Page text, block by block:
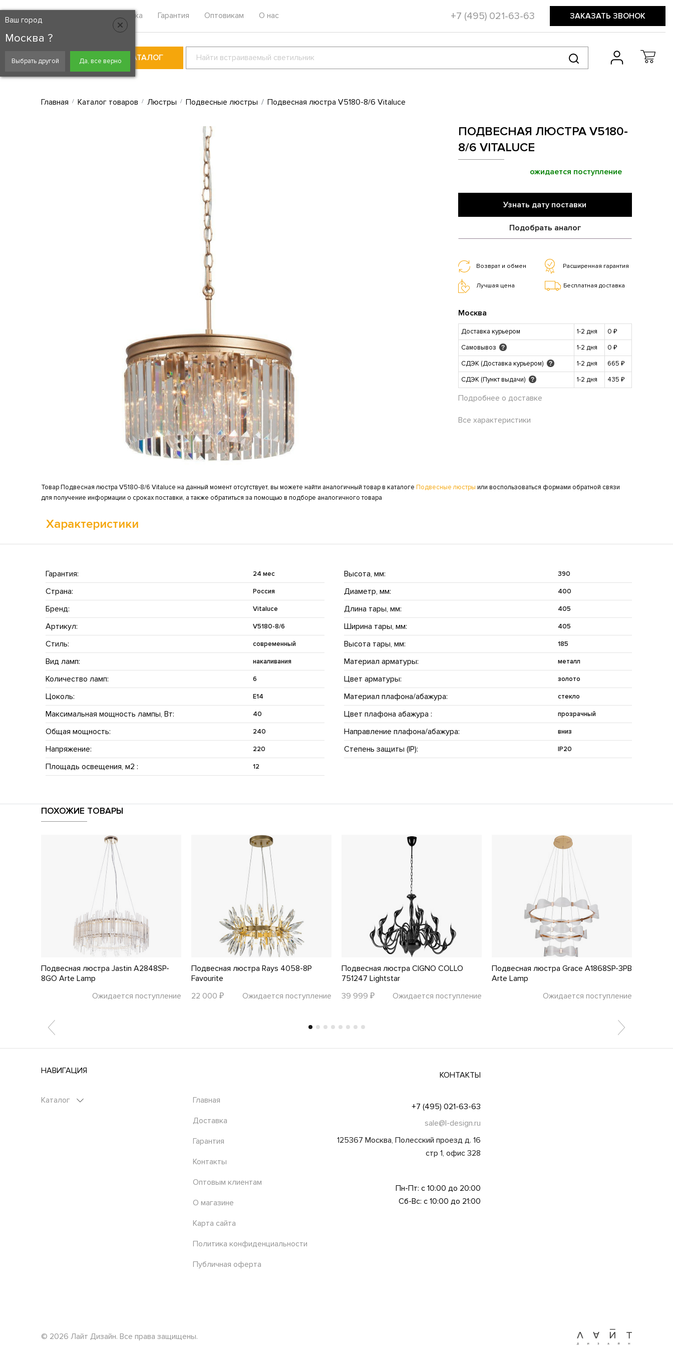
Москва
Ваш город
Москва ?
Выбрать другой Да, все верно
Доставка Гарантия Оптовикам О нас +7 (495) 021-63-63 ЗАКАЗАТЬ ЗВОНОК
КАТАЛОГ
Главная Каталог товаров Люстры Подвесные люстры Подвесная люстра V5180-8/6 Vitaluce
ПОДВЕСНАЯ ЛЮСТРА V5180-
8/6 VITALUCE
ожидается поступление
Узнать дату поставки
Подобрать аналог
Возврат и обмен Расширенная гарантия
Лучшая цена Бесплатная доставка
Москва
Доставка курьером 1-2 дня
0 ₽
Самовывоз
? 1-2 дня
0 ₽
СДЭК (Доставка курьером)
? 1-2 дня
665 ₽
СДЭК (Пункт выдачи)
? 1-2 дня 435 ₽
Подробнее о доставке
Все характеристики
Товар Подвесная люстра V5180-8/6 Vitaluce на данный момент отсутствует, вы можете найти аналогичный товар в каталоге Подвесные люстры или воспользоваться формами обратной связи
для получение информации о сроках поставки, а также обратиться за помощью в подборе аналогичного товара
Характеристики
Гарантия: 24 мес
Страна: Россия
Бренд: Vitaluce
Артикул: V5180-8/6
Стиль: современный
Вид ламп: накаливания
Количество ламп: 6
Цоколь: E14
Максимальная мощность лампы, Вт: 40
Общая мощность: 240
Напряжение: 220
Площадь освещения, м2 : 12
Высота, мм: 390
Диаметр, мм: 400
Длина тары, мм: 405
Ширина тары, мм: 405
Высота тары, мм: 185
Материал арматуры: металл
Цвет арматуры: золото
Материал плафона/абажура: стекло
Цвет плафона абажура : прозрачный
Направление плафона/абажура: вниз
Степень защиты (IP): IP20
ПОХОЖИЕ ТОВАРЫ
Подвесная люстра Jastin A2848SP-
8GO Arte Lamp
Ожидается поступление
Подвесная люстра Rays 4058-8P
Favourite
22 000 ₽
Ожидается поступление
Подвесная люстра CIGNO COLLO
751247 Lightstar
39 999 ₽
Ожидается поступление
Подвесная люстра Grace A1868SP-3PB
Arte Lamp
Ожидается поступление
НАВИГАЦИЯ
Каталог Главная
Доставка
Гарантия
Контакты
Оптовым клиентам
О магазине
Карта сайта
Политика конфиденциальности
Публичная оферта
КОНТАКТЫ
+7 (495) 021-63-63
sale@l-design.ru
125367 Москва, Полесский проезд д. 16
стр 1, офис 328
Пн-Пт: с 10:00 до 20:00
Сб-Вс: с 10:00 до 21:00
© 2026 Лайт Дизайн. Все права защищены.